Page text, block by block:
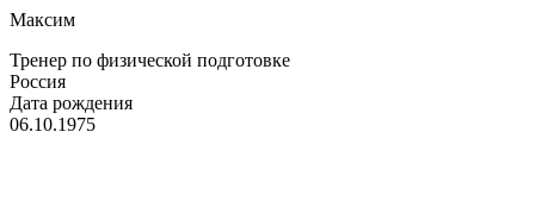
Максим
Тренер по физической подготовке
Россия
Дата рождения
06.10.1975